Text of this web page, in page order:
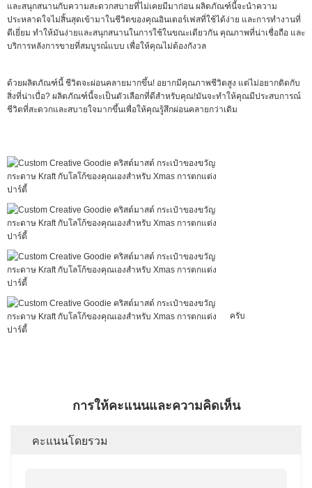
และสนุกสนานกับความสะดวกสบายที่ไม่เคยมีมาก่อน ผลิตภัณฑ์นี้จะนําความ
ประหลาดใจไม่สิ้นสุดเข้ามาในชีวิตของคุณอินเตอร์เฟสที่ใช้ได้ง่าย และการทํางานที่
ดีเยี่ยม ทําให้มันง่ายและสนุกสนานในการใช้ในขณะเดียวกัน คุณภาพที่น่าเชื่อถือ และ
บริการหลังการขายที่สมบูรณ์แบบ เพื่อให้คุณไม่ต้องกังวล
ด้วยผลิตภัณฑ์นี้ ชีวิตจะผ่อนคลายมากขึ้น! อยากมีคุณภาพชีวิตสูง แต่ไม่อยากติดกับ
สิ่งที่น่าเบื่อ? ผลิตภัณฑ์นี้จะเป็นตัวเลือกที่ดีสําหรับคุณ!มันจะทําให้คุณมีประสบการณ์
ชีวิตที่สะดวกและสบายใจมากขึ้นเพื่อให้คุณรู้สึกผ่อนคลายกว่าเดิม
ครับ
การให้คะแนนและความคิดเห็น
คะแนนโดยรวม